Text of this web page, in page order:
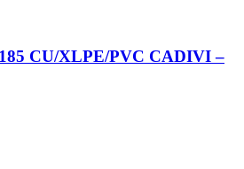
CU/XLPE/PVC CADIVI –